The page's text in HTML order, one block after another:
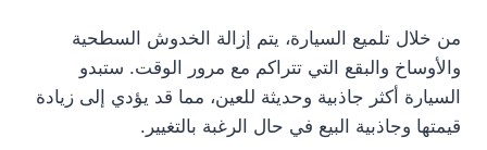
من خلال تلميع السيارة، يتم إزالة الخدوش السطحية
والأوساخ والبقع التي تتراكم مع مرور الوقت. ستبدو
السيارة أكثر جاذبية وحديثة للعين، مما قد يؤدي إلى زيادة
قيمتها وجاذبية البيع في حال الرغبة بالتغيير.